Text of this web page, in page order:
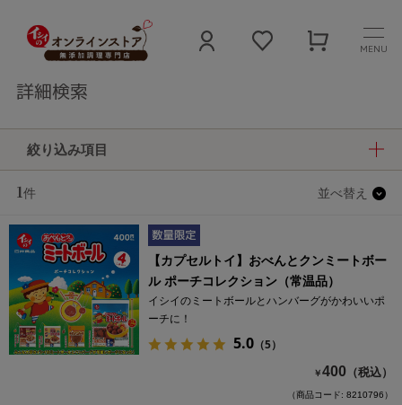
MENU
詳細検索
絞り込み項目
並べ替え
1件
【カプセルトイ】おべんとクンミートボー
ル ポーチコレクション（常温品）
イシイのミートボールとハンバーグがかわいいポ
ーチに！
5.0 （5）
￥400 （税込）
（商品コード: 8210796）